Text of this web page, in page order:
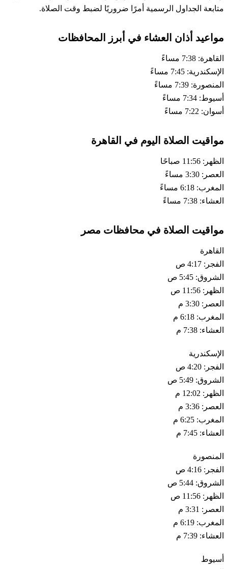
متابعة الجداول الرسمية أمرًا ضروريًا لضبط وقت الصلاة.
مواعيد أذان العشاء في أبرز المحافظات
القاهرة: 7:38 مساءً
الإسكندرية: 7:45 مساءً
المنصورة: 7:39 مساءً
أسيوط: 7:34 مساءً
أسوان: 7:22 مساءً
مواقيت الصلاة اليوم في القاهرة
الظهر: 11:56 صباحًا
العصر: 3:30 مساءً
المغرب: 6:18 مساءً
العشاء: 7:38 مساءً
مواقيت الصلاة في محافظات مصر
القاهرة
الفجر: 4:17 ص
الشروق: 5:45 ص
الظهر: 11:56 ص
العصر: 3:30 م
المغرب: 6:18 م
العشاء: 7:38 م
الإسكندرية
الفجر: 4:20 ص
الشروق: 5:49 ص
الظهر: 12:02 م
العصر: 3:36 م
المغرب: 6:25 م
العشاء: 7:45 م
المنصورة
الفجر: 4:16 ص
الشروق: 5:44 ص
الظهر: 11:56 ص
العصر: 3:31 م
المغرب: 6:19 م
العشاء: 7:39 م
أسيوط